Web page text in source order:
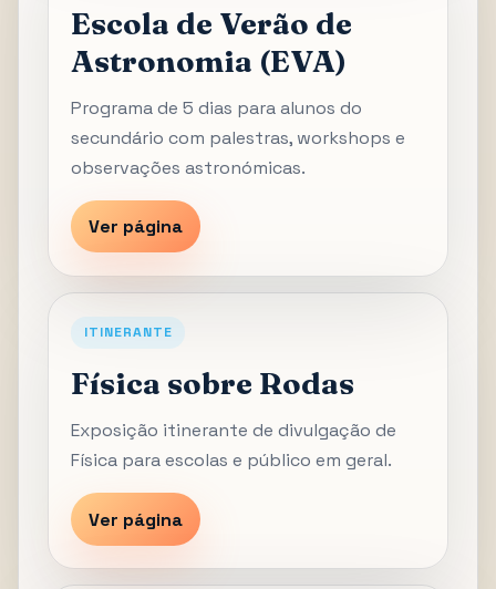
Escola de Verão de
Astronomia (EVA)
Programa de 5 dias para alunos do
secundário com palestras, workshops e
observações astronómicas.
Ver página
ITINERANTE
Física sobre Rodas
Exposição itinerante de divulgação de
Física para escolas e público em geral.
Ver página